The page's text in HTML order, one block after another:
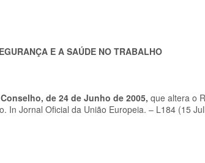
E A SAÚDE NO TRABALHO
de 24 de Junho de 2005, que altera o
In Jornal Oficial da União Europeia. – L184 (15